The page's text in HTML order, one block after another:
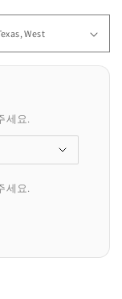
세요.
세요.